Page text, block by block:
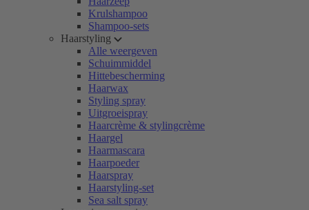
Krulshampoo
Shampoo-sets
Haarstyling
Alle weergeven
Schuimmiddel
Hittebescherming
Haarwax
Styling spray
Uitgroeispray
Haarcrème & stylingcrème
Haargel
Haarmascara
Haarpoeder
Haarspray
Haarstyling-set
Sea salt spray